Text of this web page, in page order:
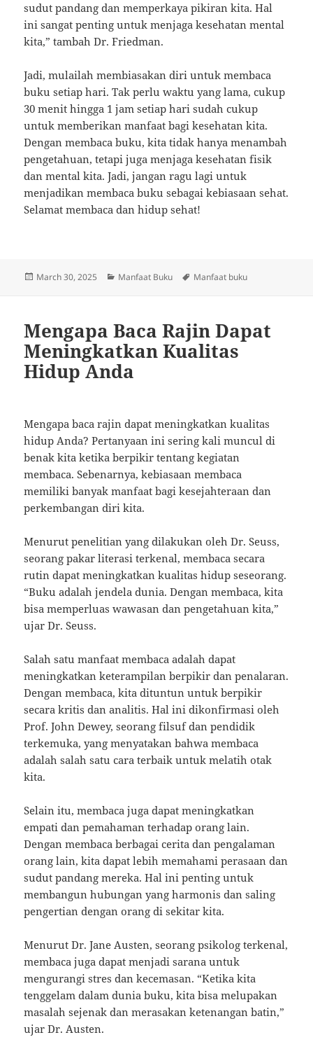
sudut pandang dan memperkaya pikiran kita. Hal
ini sangat penting untuk menjaga kesehatan mental
kita,” tambah Dr. Friedman.
Jadi, mulailah membiasakan diri untuk membaca
buku setiap hari. Tak perlu waktu yang lama, cukup
30 menit hingga 1 jam setiap hari sudah cukup
untuk memberikan manfaat bagi kesehatan kita.
Dengan membaca buku, kita tidak hanya menambah
pengetahuan, tetapi juga menjaga kesehatan fisik
dan mental kita. Jadi, jangan ragu lagi untuk
menjadikan membaca buku sebagai kebiasaan sehat.
Selamat membaca dan hidup sehat!
Posted
March 30, 2025 Categories
Manfaat Buku Tags
Manfaat buku
Mengapa Baca Rajin Dapat
Meningkatkan Kualitas
Hidup Anda
Mengapa baca rajin dapat meningkatkan kualitas
hidup Anda? Pertanyaan ini sering kali muncul di
benak kita ketika berpikir tentang kegiatan
membaca. Sebenarnya, kebiasaan membaca
memiliki banyak manfaat bagi kesejahteraan dan
perkembangan diri kita.
Menurut penelitian yang dilakukan oleh Dr. Seuss,
seorang pakar literasi terkenal, membaca secara
rutin dapat meningkatkan kualitas hidup seseorang.
“Buku adalah jendela dunia. Dengan membaca, kita
bisa memperluas wawasan dan pengetahuan kita,”
ujar Dr. Seuss.
Salah satu manfaat membaca adalah dapat
meningkatkan keterampilan berpikir dan penalaran.
Dengan membaca, kita dituntun untuk berpikir
secara kritis dan analitis. Hal ini dikonfirmasi oleh
Prof. John Dewey, seorang filsuf dan pendidik
terkemuka, yang menyatakan bahwa membaca
adalah salah satu cara terbaik untuk melatih otak
kita.
Selain itu, membaca juga dapat meningkatkan
empati dan pemahaman terhadap orang lain.
Dengan membaca berbagai cerita dan pengalaman
orang lain, kita dapat lebih memahami perasaan dan
sudut pandang mereka. Hal ini penting untuk
membangun hubungan yang harmonis dan saling
pengertian dengan orang di sekitar kita.
Menurut Dr. Jane Austen, seorang psikolog terkenal,
membaca juga dapat menjadi sarana untuk
mengurangi stres dan kecemasan. “Ketika kita
tenggelam dalam dunia buku, kita bisa melupakan
masalah sejenak dan merasakan ketenangan batin,”
ujar Dr. Austen.